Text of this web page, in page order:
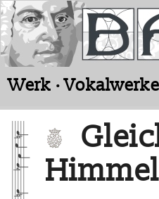
Werk · Vokalwerke